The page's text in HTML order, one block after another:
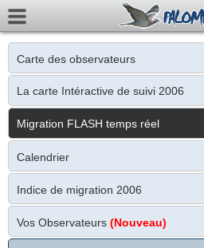
Carte des observateurs
La carte Intéractive de suivi 2006
Migration FLASH temps réel
Calendrier
Indice de migration 2006
Vos Observateurs (Nouveau)